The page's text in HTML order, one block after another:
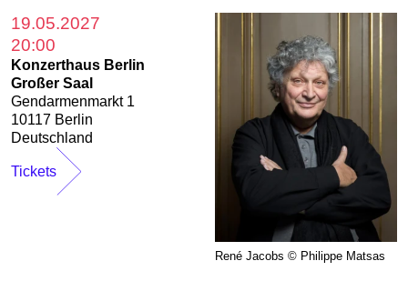
19.05.2027
20:00
Konzerthaus Berlin
Großer Saal
Gendarmenmarkt 1
10117 Berlin
Deutschland
Tickets
René Jacobs © Philippe Matsas